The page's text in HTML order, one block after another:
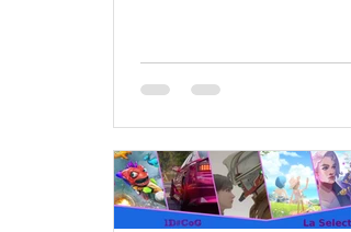
Chaque mois, il y a bien
indépendants qui sortent
Scott Pilgrim EX - PC, PS5, Series,
Switch Esoteric Ebb - PC The Legend
of Khiimori - Early Access 4 mars